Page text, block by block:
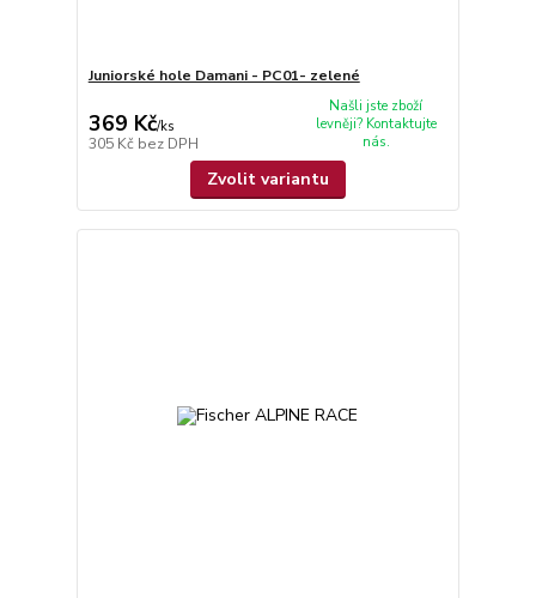
Juniorské hole Damani - PC01- zelené
369 Kč/ks
305 Kč bez DPH
Našli jste zboží
levněji? Kontaktujte
nás.
Zvolit variantu